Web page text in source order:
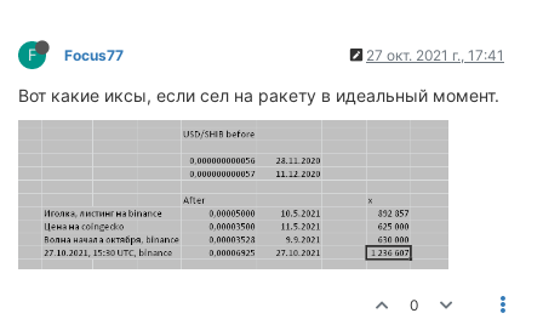
F Focus77 27 окт. 2021 г., 17:41
Вот какие иксы, если сел на ракету в идеальный момент.
0